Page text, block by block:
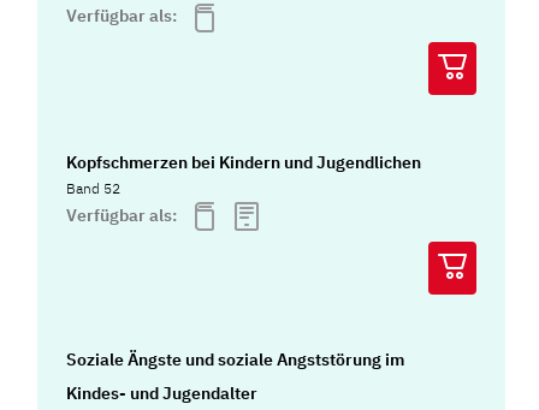
Verfügbar als:
Kopfschmerzen bei Kindern und Jugendlichen
Band 52
Verfügbar als:
Soziale Ängste und soziale Angststörung im
Kindes- und Jugendalter